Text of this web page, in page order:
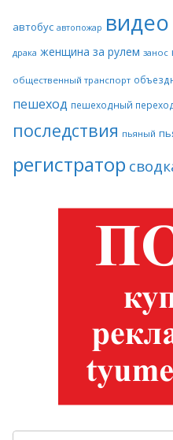
автобус автопожар видео
драка женщина за рулем занос
общественный транспорт
пешеход пешеходный
последствия пьяный
регистратор